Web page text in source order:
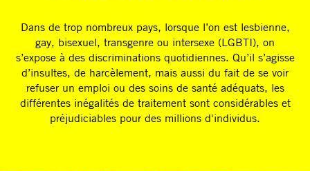
Dans de trop nombreux pays, lorsque l’on est lesbienne,
gay, bisexuel, transgenre ou intersexe (LGBTI), on
s’expose à des discriminations quotidiennes. Qu’il s’agisse
d’insultes, de harcèlement, mais aussi du fait de se voir
refuser un emploi ou des soins de santé adéquats, les
différentes inégalités de traitement sont considérables et
préjudiciables pour des millions d'individus.